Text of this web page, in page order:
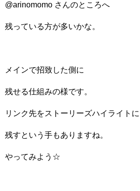
@arinomomo さんのところへ
残っている方が多いかな。
メインで招致した側に
残せる仕組みの様です。
リンク先をストーリーズハイライトに
残すという手もありますね。
やってみよう☆